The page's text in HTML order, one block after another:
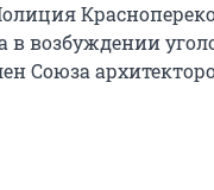
в возбуждении
Союза